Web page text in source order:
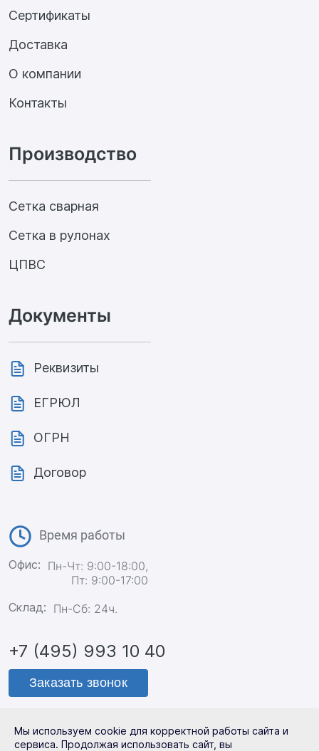
Производство
Сетка сварная
Сетка в рулонах
ЦПВС
Сертификаты
Доставка
О компании
Контакты
Документы
Реквизиты
ЕГРЮЛ
ОГРН
Договор
Время работы
Офис: Пн-Чт: 9:00-18:00,
Пт: 9:00-17:00
Склад: Пн-Сб: 24ч.
+7 (495) 993 10 40
Заказать звонок
Политика конфиденциальности
Мы используем cookie для корректной работы сайта и
сервиса. Продолжая использовать сайт, вы